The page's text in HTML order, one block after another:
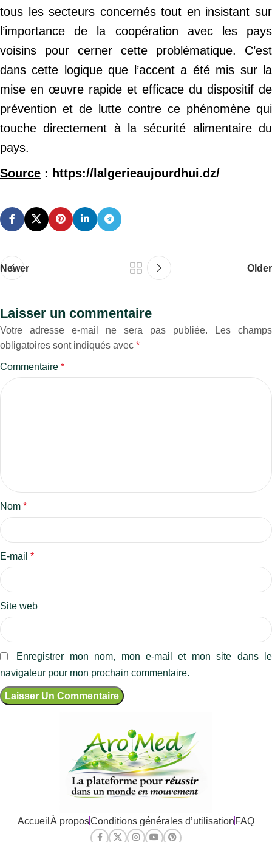
tous les secteurs concernés tout en insistant sur
l’importance de la coopération avec les pays
voisins pour cerner cette problématique. C’est
dans cette logique que l’accent a été mis sur la
mise en œuvre rapide et efficace du dispositif de
prévention et de lutte contre ce phénomène qui
touche directement à la sécurité alimentaire du
pays.
Source : https://lalgerieaujourdhui.dz/
Newer Older
Laisser un commentaire
Votre adresse e-mail ne sera pas publiée.
Les champs
obligatoires sont indiqués avec *
Commentaire *
Nom *
E-mail *
Site web
Enregistrer mon nom, mon e-mail et mon site dans le
navigateur pour mon prochain commentaire.
Accueil À proposConditions générales d’utilisation FAQ